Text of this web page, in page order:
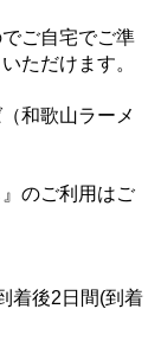
ご自宅でご準
ただけます。
和歌山ラーメ
のご利用はご
着後2日間(到着